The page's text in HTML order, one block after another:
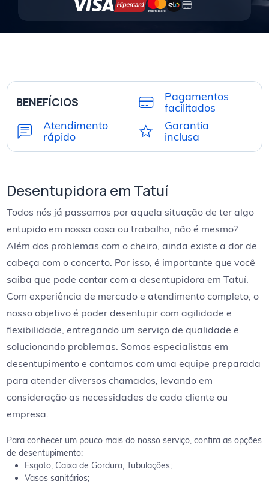
BENEFÍCIOS
Pagamentos
facilitados
Atendimento
rápido
Garantia
inclusa
Desentupidora em Tatuí
Todos nós já passamos por aquela situação de ter algo
entupido em nossa casa ou trabalho, não é mesmo?
Além dos problemas com o cheiro, ainda existe a dor de
cabeça com o concerto. Por isso, é importante que você
saiba que pode contar com a desentupidora em Tatuí.
Com experiência de mercado e atendimento completo, o
nosso objetivo é poder desentupir com agilidade e
flexibilidade, entregando um serviço de qualidade e
solucionando problemas. Somos especialistas em
desentupimento e contamos com uma equipe preparada
para atender diversos chamados, levando em
consideração as necessidades de cada cliente ou
empresa.
Para conhecer um pouco mais do nosso serviço, confira as opções
de desentupimento:
Esgoto, Caixa de Gordura, Tubulações;
Vasos sanitários;